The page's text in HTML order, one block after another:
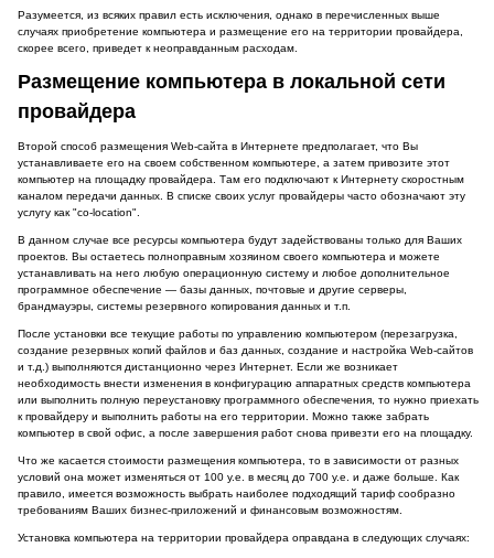
Разумеется, из всяких правил есть исключения, однако в перечисленных выше
случаях приобретение компьютера и размещение его на территории провайдера,
скорее всего, приведет к неоправданным расходам.
Размещение компьютера в локальной сети
провайдера
Второй способ размещения Web-сайта в Интернете предполагает, что Вы
устанавливаете его на своем собственном компьютере, а затем привозите этот
компьютер на площадку провайдера. Там его подключают к Интернету скоростным
каналом передачи данных. В списке своих услуг провайдеры часто обозначают эту
услугу как "co-location".
В данном случае все ресурсы компьютера будут задействованы только для Ваших
проектов. Вы остаетесь полноправным хозяином своего компьютера и можете
устанавливать на него любую операционную систему и любое дополнительное
программное обеспечение — базы данных, почтовые и другие серверы,
брандмауэры, системы резервного копирования данных и т.п.
После установки все текущие работы по управлению компьютером (перезагрузка,
создание резервных копий файлов и баз данных, создание и настройка Web-сайтов
и т.д.) выполняются дистанционно через Интернет. Если же возникает
необходимость внести изменения в конфигурацию аппаратных средств компьютера
или выполнить полную переустановку программного обеспечения, то нужно приехать
к провайдеру и выполнить работы на его территории. Можно также забрать
компьютер в свой офис, а после завершения работ снова привезти его на площадку.
Что же касается стоимости размещения компьютера, то в зависимости от разных
условий она может изменяться от 100 у.е. в месяц до 700 у.е. и даже больше. Как
правило, имеется возможность выбрать наиболее подходящий тариф сообразно
требованиям Ваших бизнес-приложений и финансовым возможностям.
Установка компьютера на территории провайдера оправдана в следующих случаях: